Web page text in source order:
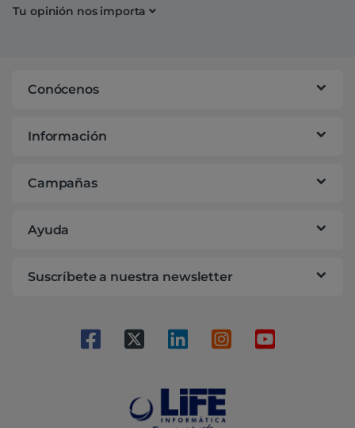
Tu opinión nos importa
Conócenos
Información
Campañas
Ayuda
Suscríbete a nuestra newsletter